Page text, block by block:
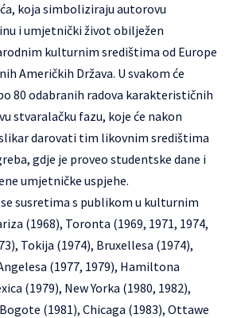
koja simboliziraju autorovu
i umjetnički život obilježen
kulturnim središtima od Europe
Američkih Država. U svakom će
80 odabranih radova karakterističnih
stvaralačku fazu, koje će nakon
darovati tim likovnim središtima
gdje je proveo studentske dane i
umjetničke uspjehe.
susretima s publikom u kulturnim
(1968), Toronta (1969, 1971, 1974,
Tokija (1974), Bruxellesa (1974),
(1977, 1979), Hamiltona
(1979), New Yorka (1980, 1982),
(1981), Chicaga (1983), Ottawe